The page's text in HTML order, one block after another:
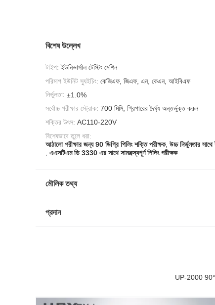
বিশেষ উল্লেখ
টাইপ: ইউনিভার্সাল টেস্টিং মেশিন
পরিমাপ ইউনিট স্যুইচিং: কেজিএফ, জিএফ, এন, কেএন, আইবিএফ
নির্ভুলতা: ±1.0%
সর্বোচ্চ পরীক্ষার স্ট্রোক: 700 মিমি, গ্রিপারের দৈর্ঘ্য অন্তর্ভুক্ত করুন
শক্তির উৎস: AC110-220V
বিশেষভাবে তুলে ধরা:
আঠালো পরীক্ষার জন্য 90 ডিগ্রি পিলিং শক্তি পরীক্ষক, উচ্চ নির্ভুলতার সাথে
এএসটিএম ডি 3330 এর সাথে সামঞ্জস্যপূর্ণ পিলিং পরীক্ষক
মৌলিক তথ্য
প্রদান
UP-2000 90°